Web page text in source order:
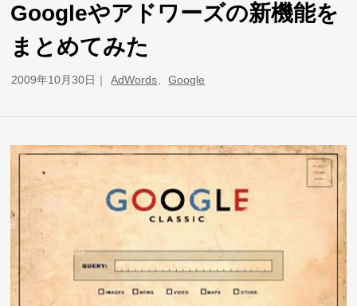
Googleやアドワーズの新機能を
まとめてみた
2009年10月30日 AdWords 、Google